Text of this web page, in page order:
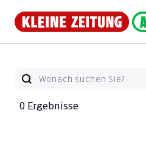
0 Ergebnisse